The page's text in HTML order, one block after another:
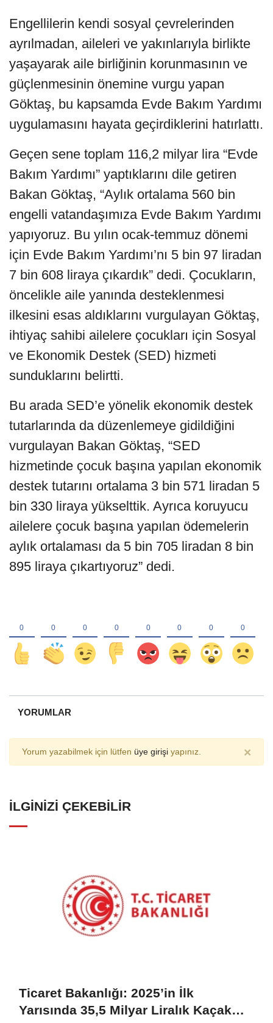
Engellilerin kendi sosyal çevrelerinden
ayrılmadan, aileleri ve yakınlarıyla birlikte
yaşayarak aile birliğinin korunmasının ve
güçlenmesinin önemine vurgu yapan
Göktaş, bu kapsamda Evde Bakım Yardımı
uygulamasını hayata geçirdiklerini hatırlattı.
Geçen sene toplam 116,2 milyar lira “Evde
Bakım Yardımı” yaptıklarını dile getiren
Bakan Göktaş, “Aylık ortalama 560 bin
engelli vatandaşımıza Evde Bakım Yardımı
yapıyoruz. Bu yılın ocak-temmuz dönemi
için Evde Bakım Yardımı’nı 5 bin 97 liradan
7 bin 608 liraya çıkardık” dedi. Çocukların,
öncelikle aile yanında desteklenmesi
ilkesini esas aldıklarını vurgulayan Göktaş,
ihtiyaç sahibi ailelere çocukları için Sosyal
ve Ekonomik Destek (SED) hizmeti
sunduklarını belirtti.
Bu arada SED’e yönelik ekonomik destek
tutarlarında da düzenlemeye gidildiğini
vurgulayan Bakan Göktaş, “SED
hizmetinde çocuk başına yapılan ekonomik
destek tutarını ortalama 3 bin 571 liradan 5
bin 330 liraya yükselttik. Ayrıca koruyucu
ailelere çocuk başına yapılan ödemelerin
aylık ortalaması da 5 bin 705 liradan 8 bin
895 liraya çıkartıyoruz” dedi.
YORUMLAR
Yorum yazabilmek için lütfen üye girişi yapınız. ×
İLGINIZI ÇEKEBILIR
Ticaret Bakanlığı: 2025’in İlk
Yarısında 35,5 Milyar Liralık Kaçak